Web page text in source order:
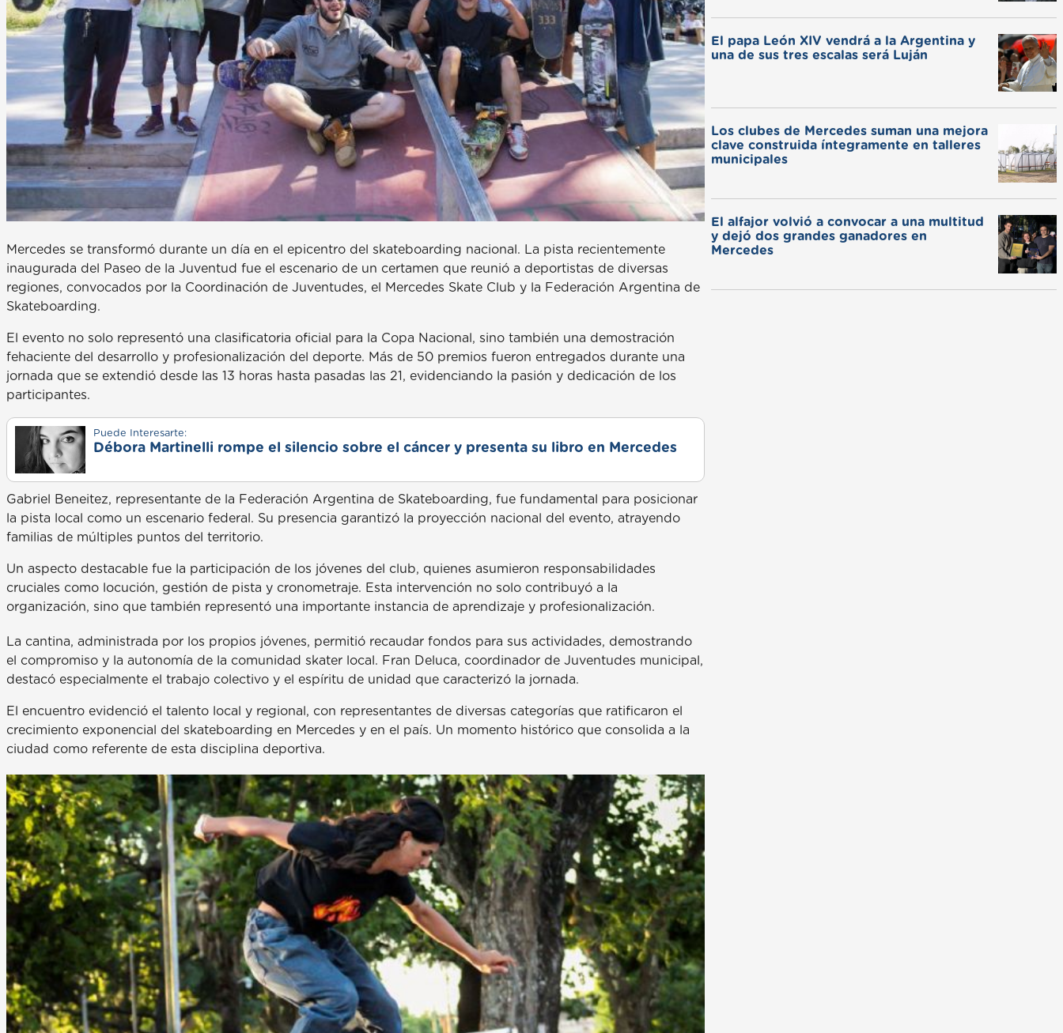
Mercedes se transformó durante un día en el epicentro del skateboarding nacional. La pista recientemente
inaugurada del Paseo de la Juventud fue el escenario de un certamen que reunió a deportistas de diversas
regiones, convocados por la Coordinación de Juventudes, el Mercedes Skate Club y la Federación Argentina de
Skateboarding.
El evento no solo representó una clasificatoria oficial para la Copa Nacional, sino también una demostración
fehaciente del desarrollo y profesionalización del deporte. Más de 50 premios fueron entregados durante una
jornada que se extendió desde las 13 horas hasta pasadas las 21, evidenciando la pasión y dedicación de los
participantes.
Puede Interesarte:
Débora Martinelli rompe el silencio sobre el cáncer y presenta su libro en Mercedes
Gabriel Beneitez, representante de la Federación Argentina de Skateboarding, fue fundamental para posicionar
la pista local como un escenario federal. Su presencia garantizó la proyección nacional del evento, atrayendo
familias de múltiples puntos del territorio.
Un aspecto destacable fue la participación de los jóvenes del club, quienes asumieron responsabilidades
cruciales como locución, gestión de pista y cronometraje. Esta intervención no solo contribuyó a la
organización, sino que también representó una importante instancia de aprendizaje y profesionalización.
La cantina, administrada por los propios jóvenes, permitió recaudar fondos para sus actividades, demostrando
el compromiso y la autonomía de la comunidad skater local. Fran Deluca, coordinador de Juventudes municipal,
destacó especialmente el trabajo colectivo y el espíritu de unidad que caracterizó la jornada.
El encuentro evidenció el talento local y regional, con representantes de diversas categorías que ratificaron el
crecimiento exponencial del skateboarding en Mercedes y en el país. Un momento histórico que consolida a la
ciudad como referente de esta disciplina deportiva.
El papa León XIV vendrá a la Argentina y
una de sus tres escalas será Luján
Los clubes de Mercedes suman una mejora
clave construida íntegramente en talleres
municipales
El alfajor volvió a convocar a una multitud
y dejó dos grandes ganadores en
Mercedes